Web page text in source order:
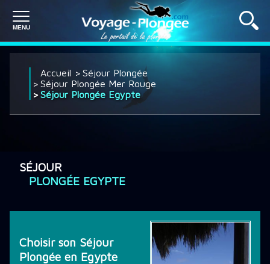
DÉCOUVRIR LA PLONGÉE
Accueil
Séjour Plongée
Séjour Plongée Mer Rouge
Séjour Plongée Egypte
SÉJOUR
PLONGÉE EGYPTE
Choisir son Séjour
Plongée en Egypte